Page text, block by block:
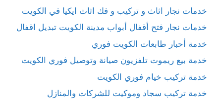
خدمات نجار اثاث و تركيب و فك اثاث ايكيا في الكويت
خدمات نجار فتح أقفال أبواب مدينة الكويت تبديل اقفال
خدمة أحبار طابعات الكويت فوري
خدمة بيع ريموت تلفزيون صيانة وتوصيل فوري الكويت
خدمة تركيب خيام فوري الكويت
خدمة تركيب سجاد وموكيت للشركات والمنازل